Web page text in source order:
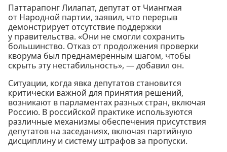
Паттарапонг Лилапат, депутат от Чиангмая
от Народной партии, заявил, что перерыв
демонстрирует отсутствие поддержки
у правительства. «Они не смогли сохранить
большинство. Отказ от продолжения проверки
кворума был преднамеренным шагом, чтобы
скрыть эту нестабильность», — добавил он.
Ситуации, когда явка депутатов становится
критически важной для принятия решений,
возникают в парламентах разных стран, включая
Россию. В российской практике используются
различные механизмы обеспечения присутствия
депутатов на заседаниях, включая партийную
дисциплину и систему штрафов за пропуски.